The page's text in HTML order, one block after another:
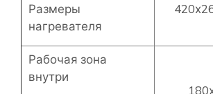
Размеры
нагревателя
Рабочая зона
внутри